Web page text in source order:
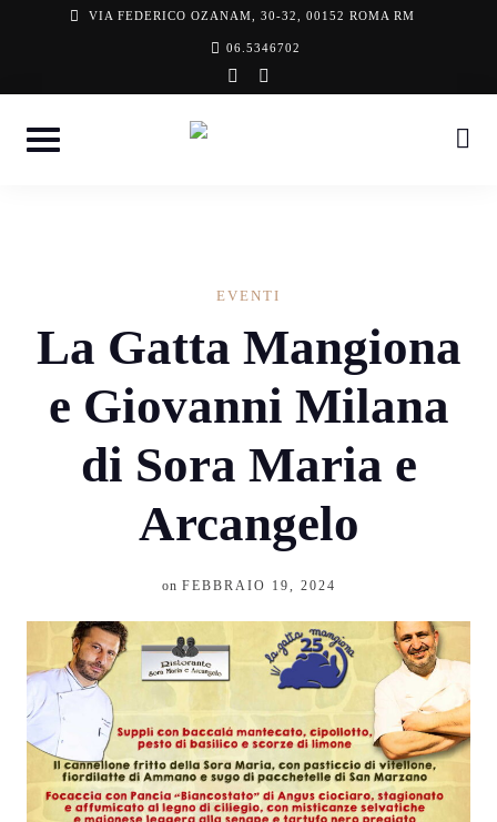
VIA FEDERICO OZANAM, 30-32, 00152 ROMA RM
06.5346702
instagram
f
EVENTI
La Gatta Mangiona
e Giovanni Milana
di Sora Maria e
Arcangelo
on FEBBRAIO 19, 2024